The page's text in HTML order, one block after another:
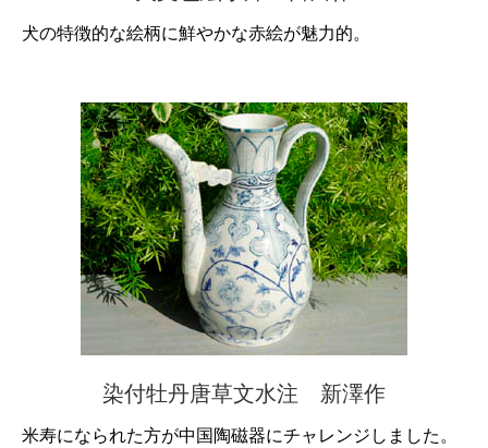
犬の特徴的な絵柄に鮮やかな赤絵が魅力的。
染付牡丹唐草文水注 新澤作
米寿になられた方が中国陶磁器にチャレンジしました。